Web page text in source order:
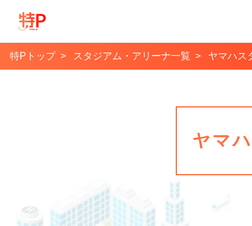
特Pトップ スタジアム・アリーナ一覧 ヤマハス
ヤマ